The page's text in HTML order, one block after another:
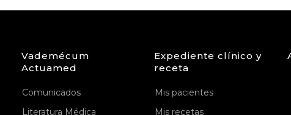
Vademécum
Actuamed
Comunicados
Literatura Médica
Expediente clínico y
receta
Mis pacientes
Mis recetas